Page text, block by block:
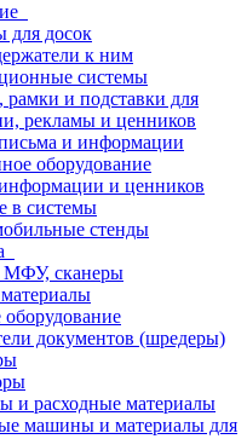
для досок
к ним
системы
рамки и подставки для
рекламы и ценников
и информации
оборудование
и ценников
в системы
стенды
сканеры
оборудование
документов (шредеры)
и расходные материалы
машины и материалы для